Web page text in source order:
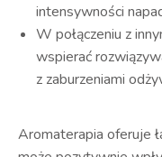
intensywności
W połączeniu z
wspierać
z zaburzeniami
Aromaterapia oferuje